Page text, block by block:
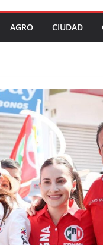
AGRO CIUDAD